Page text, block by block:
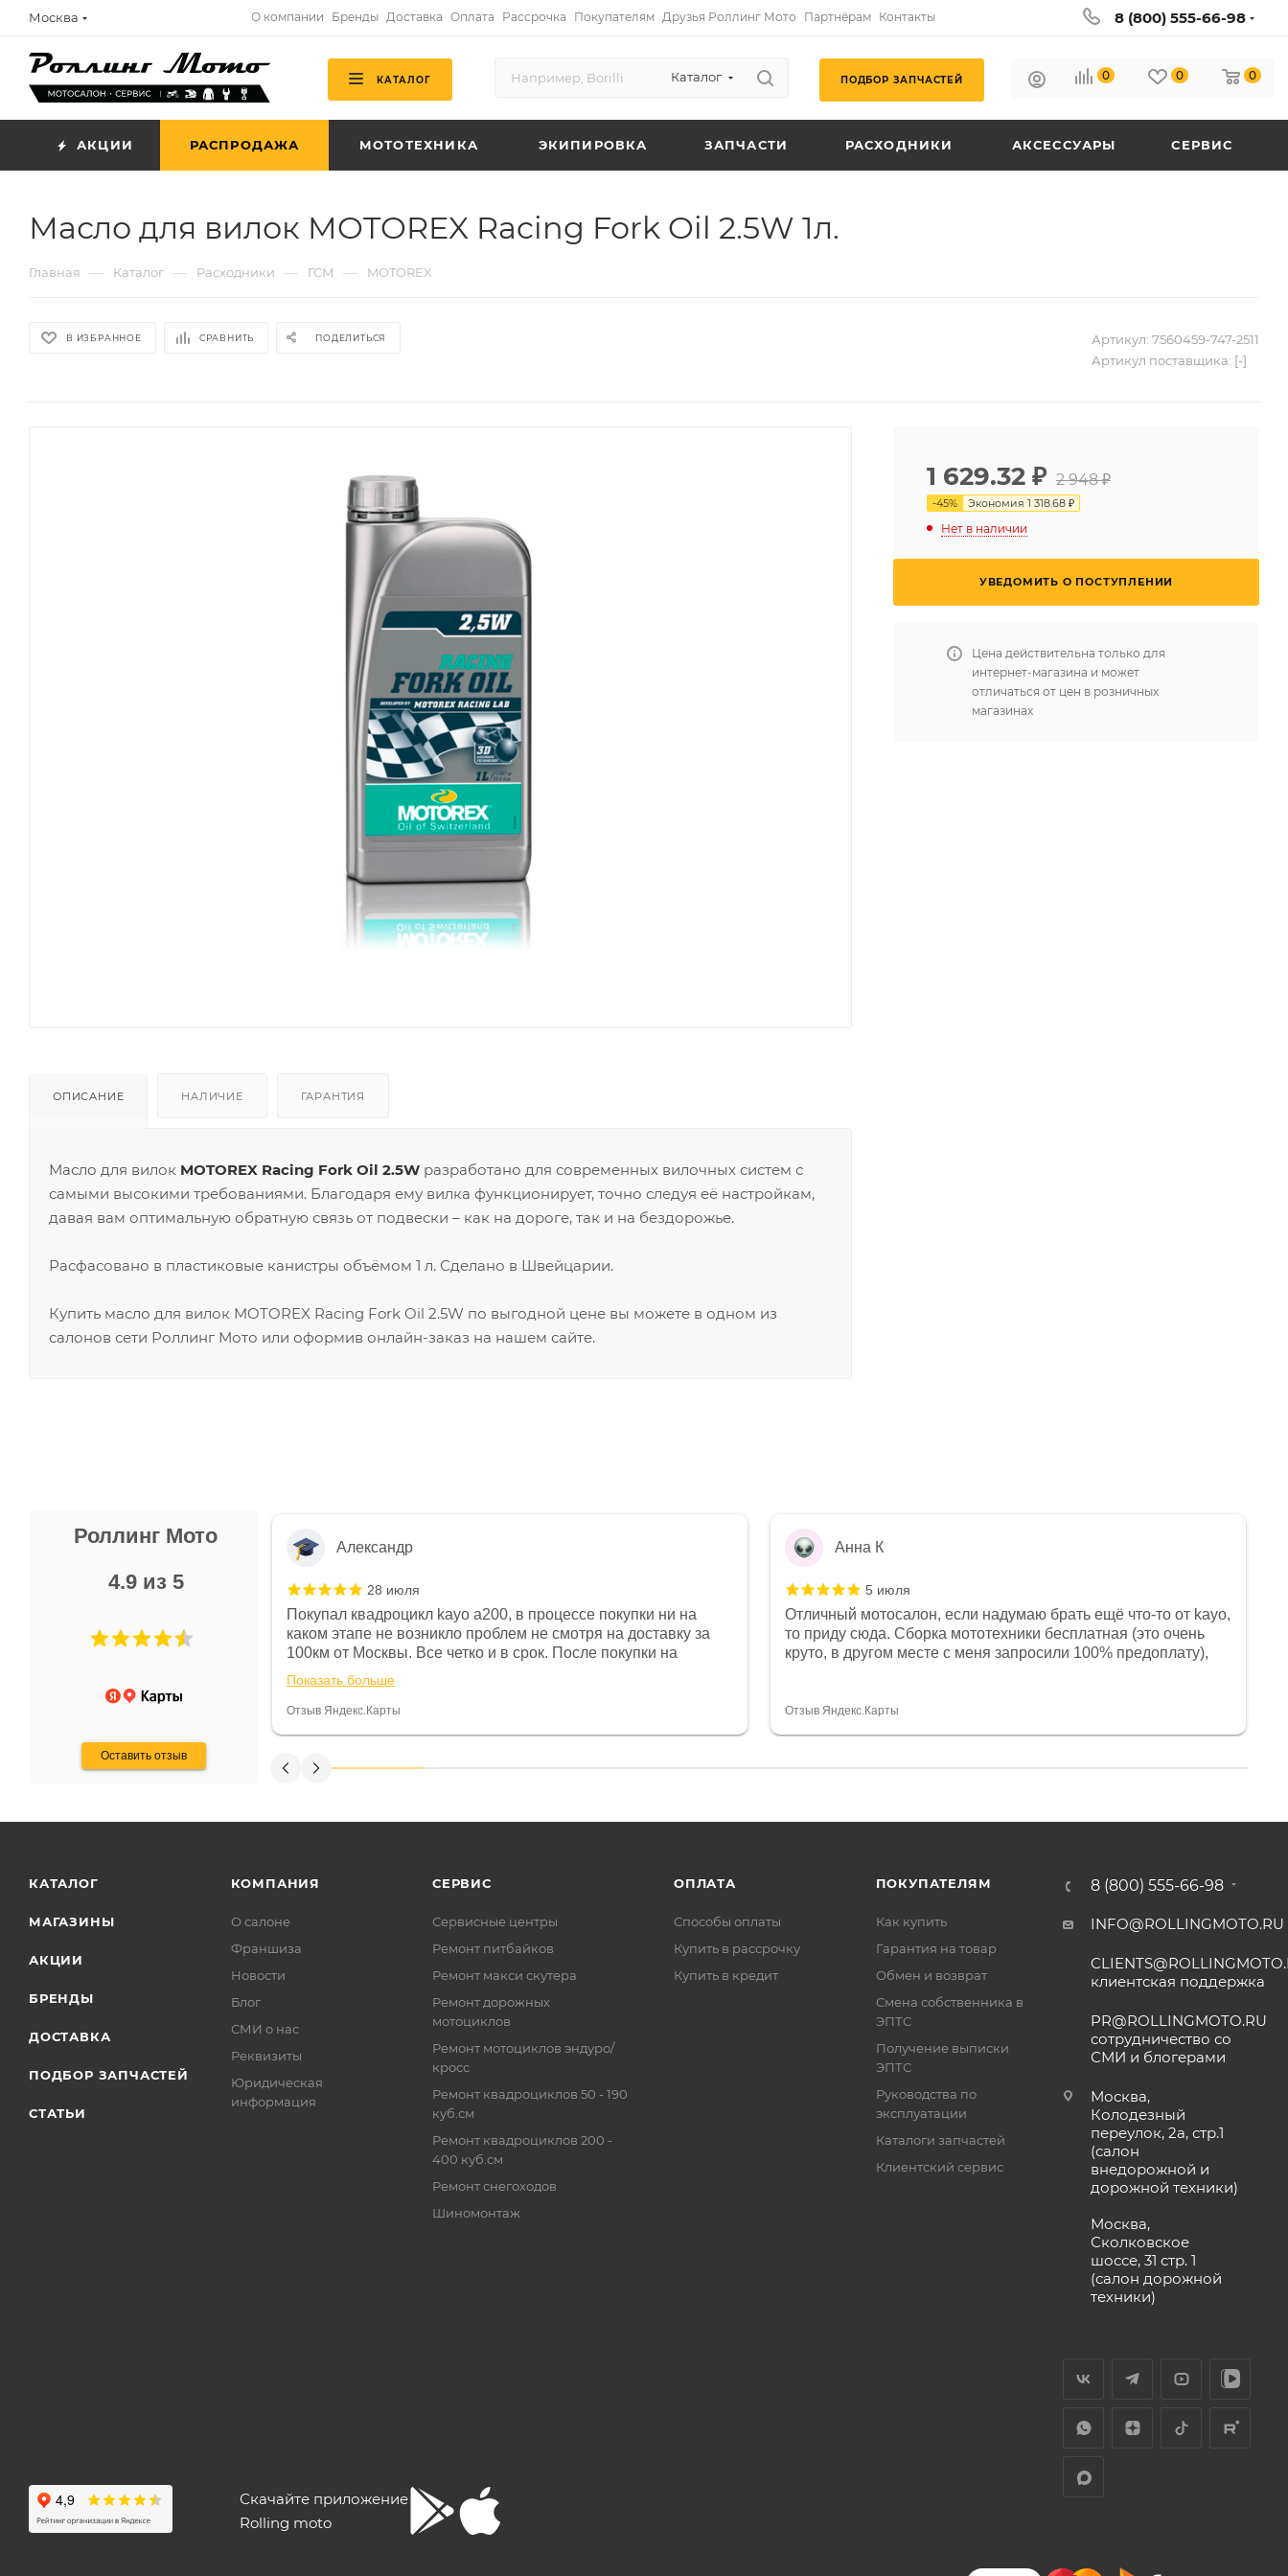
Москва О компании Бренды Доставка Оплата Рассрочка Покупателям Друзья Роллинг Мото Партнёрам Контакты 8 (800) 555-66-98
КАТАЛОГ Каталог ПОДБОР ЗАПЧАСТЕЙ 0 0 0
АКЦИИ РАСПРОДАЖА МОТОТЕХНИКА ЭКИПИРОВКА ЗАПЧАСТИ РАСХОДНИКИ АКСЕССУАРЫ СЕРВИС
Масло для вилок MOTOREX Racing Fork Oil 2.5W 1л.
Главная — Каталог — Расходники — ГСМ — MOTOREX
В ИЗБРАННОЕ СРАВНИТЬ ПОДЕЛИТЬСЯ Артикул: 7560459-747-2511
Артикул поставщика: [-]
ОПИСАНИЕ НАЛИЧИЕ ГАРАНТИЯ
Масло для вилок MOTOREX Racing Fork Oil 2.5W разработано для современных вилочных систем с
самыми высокими требованиями. Благодаря ему вилка функционирует, точно следуя её настройкам,
давая вам оптимальную обратную связь от подвески – как на дороге, так и на бездорожье.
Расфасовано в пластиковые канистры объёмом 1 л. Сделано в Швейцарии.
Купить масло для вилок MOTOREX Racing Fork Oil 2.5W по выгодной цене вы можете в одном из
салонов сети Роллинг Мото или оформив онлайн-заказ на нашем сайте.
1 629.32 ₽ 2 948 ₽
-45% Экономия 1 318.68 ₽
Нет в наличии
УВЕДОМИТЬ О ПОСТУПЛЕНИИ
Цена действительна только для
интернет-магазина и может
отличаться от цен в розничных
магазинах
Роллинг Мото
4.9 из 5
Оставить отзыв
Не понравились условия
и дают только на год)
Александр
28 июля
Покупал квадроцикл kayo a200, в процессе покупки ни на
каком этапе не возникло проблем не смотря на доставку за
100км от Москвы. Все четко и в срок. После покупки на
спидометре всегда был 0, при этом представители магазина
постоянно были на связи и в итоге проблема была решена.
Считаю, что это говорит о небезразличии к клиенту после
Показать больше
Отзыв Яндекс.Карты
Анна К
5 июля
Отличный мотосалон, если надумаю брать ещё что-то от kayo,
то приду сюда. Сборка мототехники бесплатная (это очень
круто, в другом месте с меня запросили 100% предоплату),
спасибо отдельное, всегда на связи, очень детально всё
Отзыв Яндекс.Карты
КАТАЛОГ
МАГАЗИНЫ
АКЦИИ
БРЕНДЫ
ДОСТАВКА
ПОДБОР ЗАПЧАСТЕЙ
СТАТЬИ
КОМПАНИЯ
О салоне
Франшиза
Новости
Блог
СМИ о нас
Реквизиты
Юридическая
информация
СЕРВИС
Сервисные центры
Ремонт питбайков
Ремонт макси скутера
Ремонт дорожных
мотоциклов
Ремонт мотоциклов эндуро/
кросс
Ремонт квадроциклов 50 - 190
куб.см
Ремонт квадроциклов 200 -
400 куб.см
Ремонт снегоходов
Шиномонтаж
ОПЛАТА
Способы оплаты
Купить в рассрочку
Купить в кредит
ПОКУПАТЕЛЯМ
Как купить
Гарантия на товар
Обмен и возврат
Смена собственника в
ЭПТС
Получение выписки
ЭПТС
Руководства по
эксплуатации
Каталоги запчастей
Клиентский сервис
8 (800) 555-66-98
INFO@ROLLINGMOTO.RU
клиентская поддержка
PR@ROLLINGMOTO.RU
сотрудничество со
СМИ и блогерами
Москва,
Колодезный
переулок, 2а, стр.1
(салон
внедорожной и
дорожной техники)
Москва,
Сколковское
шоссе, 31 стр. 1
(салон дорожной
техники)
Скачайте приложение
Rolling moto